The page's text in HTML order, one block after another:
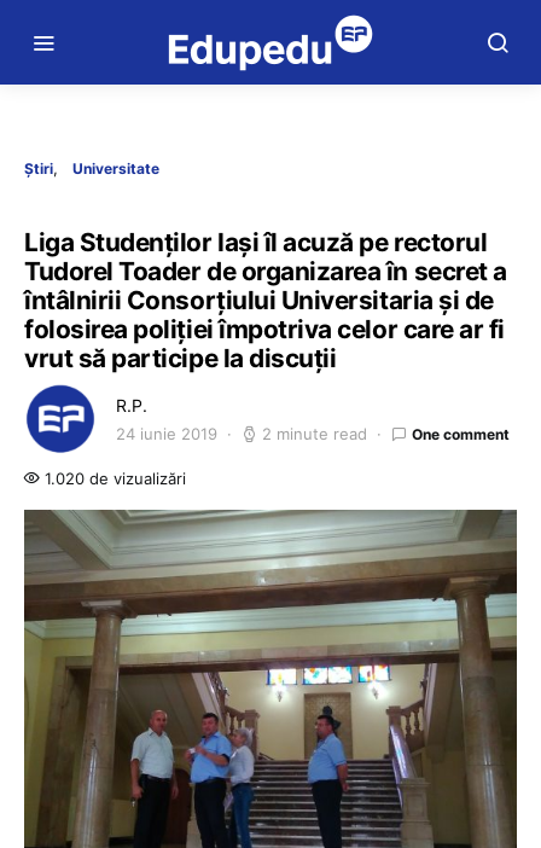
Știri Universitate
Liga Studenților Iași îl acuză pe rectorul
Tudorel Toader de organizarea în secret a
întâlnirii Consorțiului Universitaria și de
folosirea poliției împotriva celor care ar fi
vrut să participe la discuții
R.P.
24 iunie 2019 2 minute read One comment
1.020 de vizualizări